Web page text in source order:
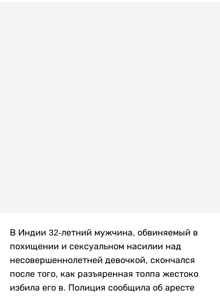
В Индии 32-летний мужчина, обвиняемый в
похищении и сексуальном насилии над
несовершеннолетней девочкой, скончался
после того, как разъяренная толпа жестоко
избила его в. Полиция сообщила об аресте